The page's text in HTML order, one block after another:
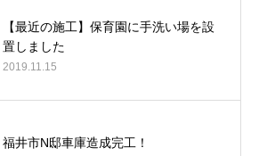
【最近の施工】保育園に手洗い場を設
置しました
2019.11.15
福井市N邸車庫造成完工！